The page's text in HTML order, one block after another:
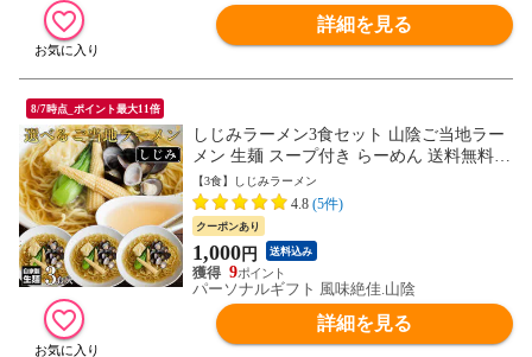
詳細を見る
8/7時点_ポイント最大11倍
しじみラーメン3食セット 山陰ご当地ラー
メン 生麺 スープ付き らーめん 送料無料
ネコポス
【3食】しじみラーメン
4.8 (5件)
クーポンあり
1,000円 送料込み
9
パーソナルギフト 風味絶佳.山陰
詳細を見る